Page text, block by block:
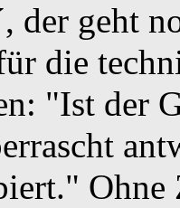
der geht
die
"Ist der
Ohne